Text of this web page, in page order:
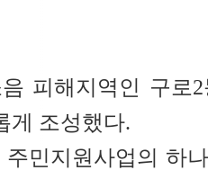
피해지역인 구로
게 조성했다.
민지원사업의 하